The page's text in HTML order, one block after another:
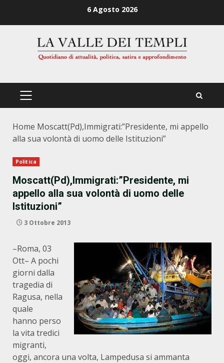
6 Agosto 2026
PRIMÄRES
Home Moscatt(Pd),Immigrati:”Presidente, mi appello
alla sua volontà di uomo delle Istituzioni”
Politica
Moscatt(Pd),Immigrati:”Presidente, mi
appello alla sua volontà di uomo delle
Istituzioni”
3 Ottobre 2013
–Roma, 03
Ott– A pochi
giorni dalla
tragedia di
Ragusa, nella
quale
hanno perso
la vita tredici
migranti,
oggi, ancora una volta, Lampedusa si ammanta